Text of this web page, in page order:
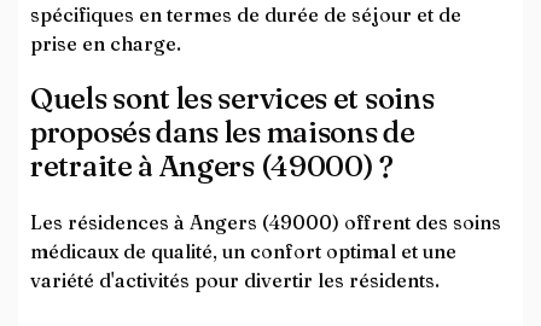
spécifiques en termes de durée de séjour et de
prise en charge.
Quels sont les services et soins
proposés dans les maisons de
retraite à Angers (49000) ?
Les résidences à Angers (49000) offrent des soins
médicaux de qualité, un confort optimal et une
variété d'activités pour divertir les résidents.